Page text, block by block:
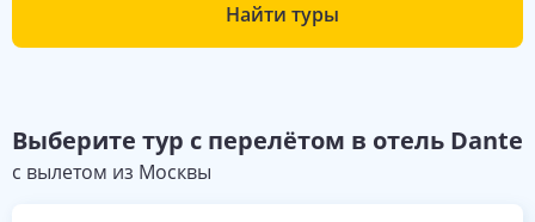
Найти туры
Выберите тур с перелётом в отель Dante
с вылетом из Москвы